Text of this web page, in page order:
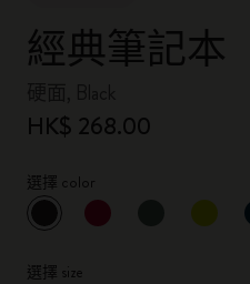
經典筆記本
HK$ 268.00
選擇 color
已選擇
*所選樣品
選擇 size